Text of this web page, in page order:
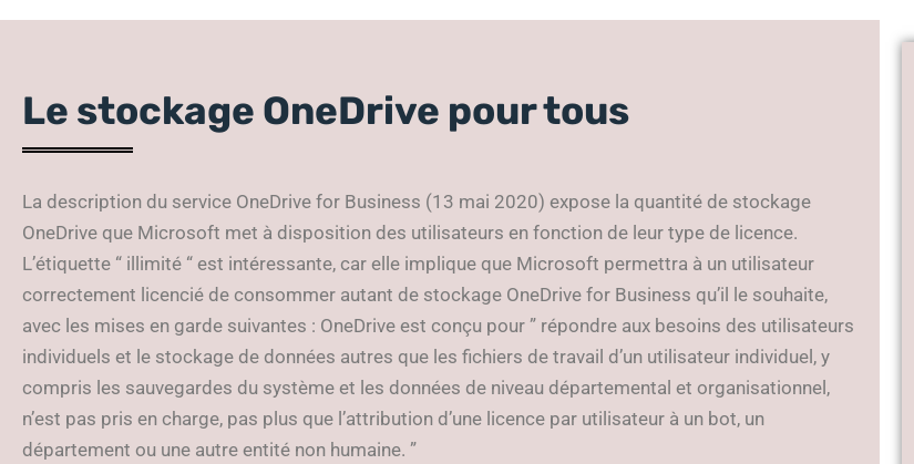
Le stockage OneDrive pour tous
La description du service OneDrive for Business (13 mai 2020) expose la quantité de stockage
OneDrive que Microsoft met à disposition des utilisateurs en fonction de leur type de licence.
L’étiquette “ illimité “ est intéressante, car elle implique que Microsoft permettra à un utilisateur
correctement licencié de consommer autant de stockage OneDrive for Business qu’il le souhaite,
avec les mises en garde suivantes : OneDrive est conçu pour ” répondre aux besoins des utilisateurs
individuels et le stockage de données autres que les fichiers de travail d’un utilisateur individuel, y
compris les sauvegardes du système et les données de niveau départemental et organisationnel,
n’est pas pris en charge, pas plus que l’attribution d’une licence par utilisateur à un bot, un
département ou une autre entité non humaine. ”